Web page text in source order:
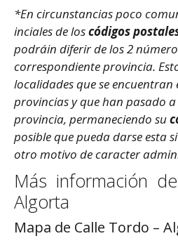
*En circunstancias poco
inciales de loscódigos
podráin diferir de los 2
correspondiente provincia.
localidades que se encuentran
provincias y que han pasado
provincia, permaneciendo su
posible que pueda darse esta
otro motivo de caracter
Más información
Algorta
Mapa de Calle Tordo –